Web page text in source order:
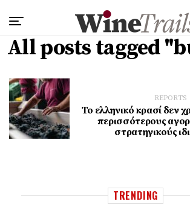
All posts tagged
REPORTS
Το ελληνικό κρασί δεν
περισσότερους
στρατηγικούς
TRENDING